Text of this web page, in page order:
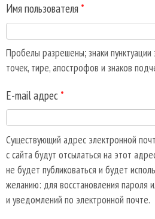
Имя пользователя *
Пробелы разрешены; знаки
точек, тире, апострофов и знаков
E-mail адрес *
Существующий адрес электронной
с сайта будут отсылаться на этот
не будет публиковаться и будет
желанию: для восстановления пароля
и уведомлений по электронной почте.